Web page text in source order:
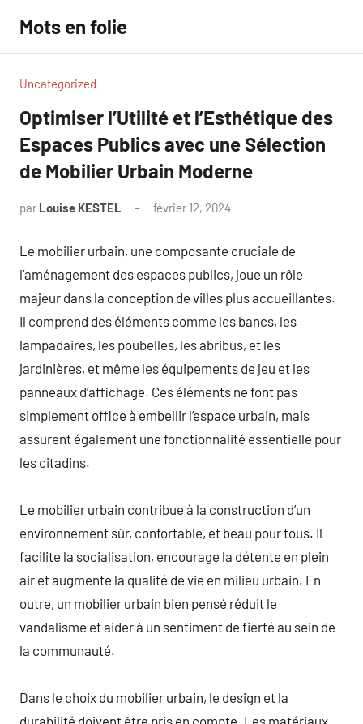
contenu
Mots en folie
Uncategorized
Optimiser l’Utilité et l’Esthétique des
Espaces Publics avec une Sélection
de Mobilier Urbain Moderne
par Louise KESTEL février 12, 2024
Le mobilier urbain, une composante cruciale de
l’aménagement des espaces publics, joue un rôle
majeur dans la conception de villes plus accueillantes.
Il comprend des éléments comme les bancs, les
lampadaires, les poubelles, les abribus, et les
jardinières, et même les équipements de jeu et les
panneaux d’affichage. Ces éléments ne font pas
simplement office à embellir l’espace urbain, mais
assurent également une fonctionnalité essentielle pour
les citadins.
Le mobilier urbain contribue à la construction d’un
environnement sûr, confortable, et beau pour tous. Il
facilite la socialisation, encourage la détente en plein
air et augmente la qualité de vie en milieu urbain. En
outre, un mobilier urbain bien pensé réduit le
vandalisme et aider à un sentiment de fierté au sein de
la communauté.
Dans le choix du mobilier urbain, le design et la
durabilité doivent être pris en compte. Les matériaux